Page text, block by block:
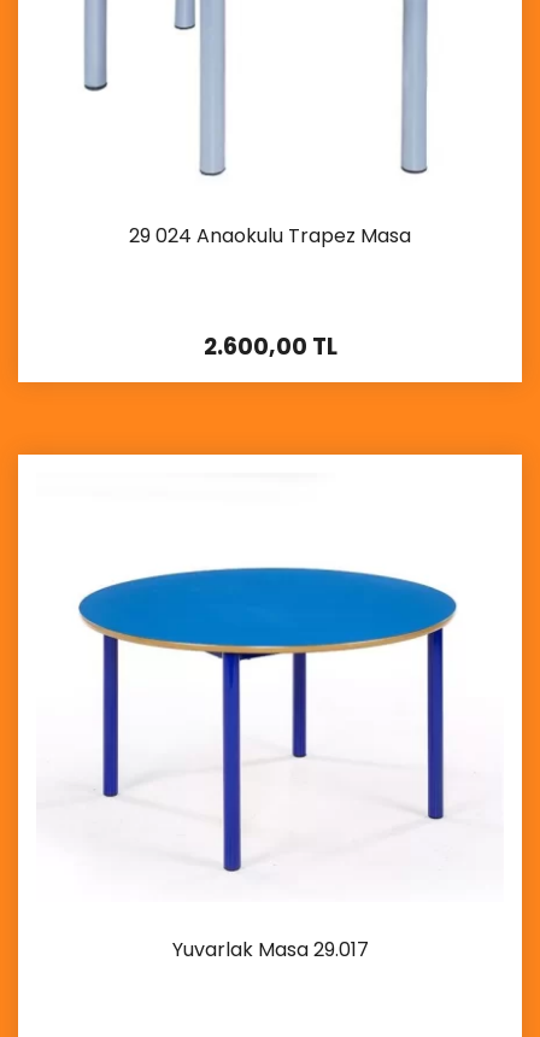
29 024 Anaokulu Trapez Masa
2.600,00 TL
İncele
Yuvarlak Masa 29.017